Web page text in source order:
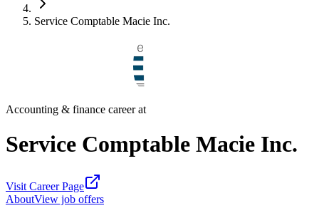
Service Comptable Macie Inc.
Accounting & finance career at
Service Comptable Macie Inc.
Visit Career Page
AboutView job offers